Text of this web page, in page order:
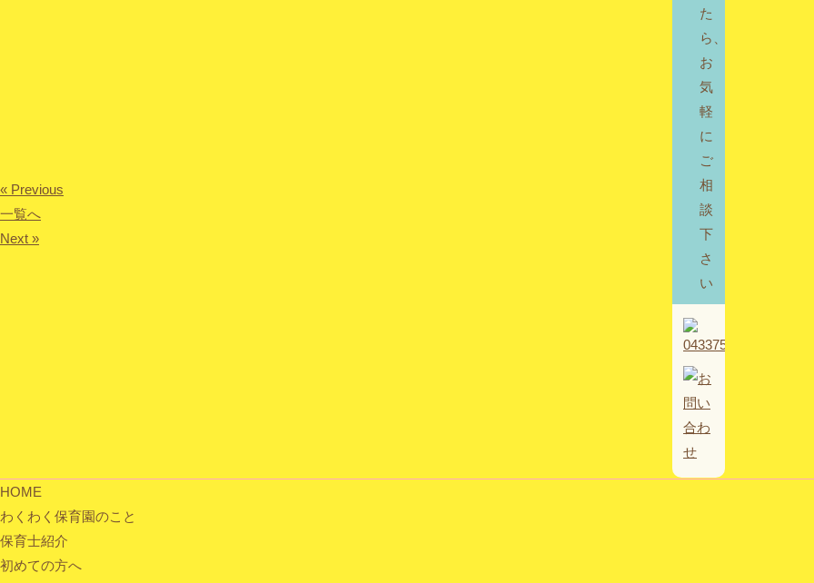
« Previous
一覧へ
Next »
た
ら、
お
気
軽
に
ご
相
談
下
さ
い
HOME
わくわく保育園のこと
保育士紹介
初めての方へ